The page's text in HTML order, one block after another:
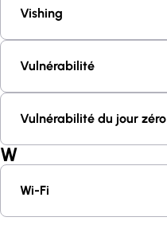
Vishing
Vulnérabilité
Vulnérabilité du jour zéro
W
Wi-Fi